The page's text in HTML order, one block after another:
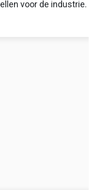
voor de industrie.